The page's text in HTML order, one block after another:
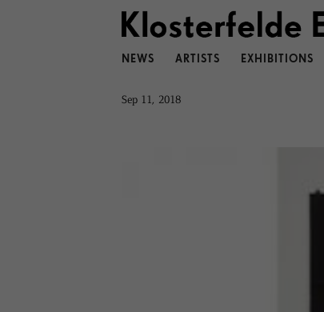
NEWS ARTISTS EXHIBITIONS
Sep 11, 2018